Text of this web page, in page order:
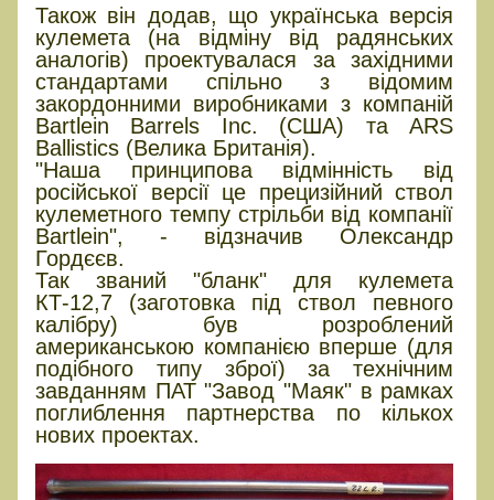
Також він додав, що українська версія
кулемета (на відміну від радянських
аналогів) проектувалася за західними
стандартами спільно з відомим
закордонними виробниками з компаній
Bartlein Barrels Inc. (США) та ARS
Ballistics (Велика Британія).
"Наша принципова відмінність від
російської версії це прецизійний ствол
кулеметного темпу стрільби від компанії
Bartlein", - відзначив Олександр
Гордєєв.
Так званий "бланк" для кулемета
КТ-12,7 (заготовка під ствол певного
калібру) був розроблений
американською компанією вперше (для
подібного типу зброї) за технічним
завданням ПАТ "Завод "Маяк" в рамках
поглиблення партнерства по кількох
нових проектах.